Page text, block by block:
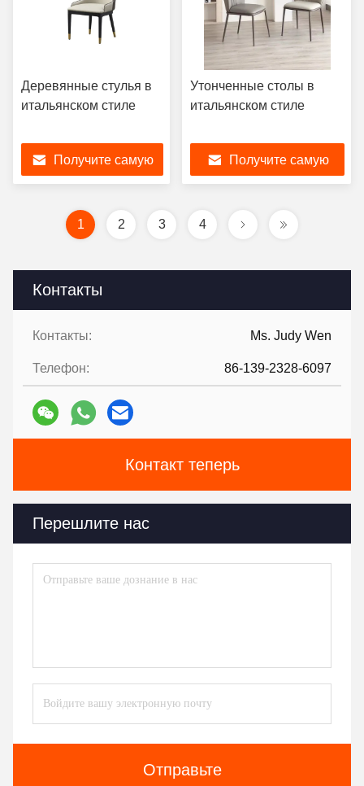
Контакты
Контакты: Ms. Judy Wen
Телефон: 86-139-2328-6097
Контакт теперь
Перешлите нас
Отправьте
Деревянные стулья в
итальянском стиле
Получите самую
Утонченные столы в
итальянском стиле
Получите самую
1 2 3 4